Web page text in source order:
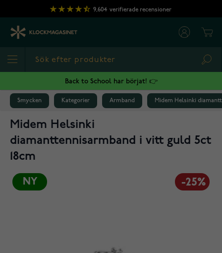
Hoppa till innehållet
9,604 verifierade recensioner
Back to School har börjat! 👉
Smycken Kategorier Armband Midem Helsinki
Midem Helsinki
diamanttennisarmband i vitt guld 5ct
18cm
NY -25%